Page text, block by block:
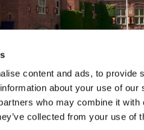
content and ads, to provide
about your use of our
who may combine it with
collected from your use of